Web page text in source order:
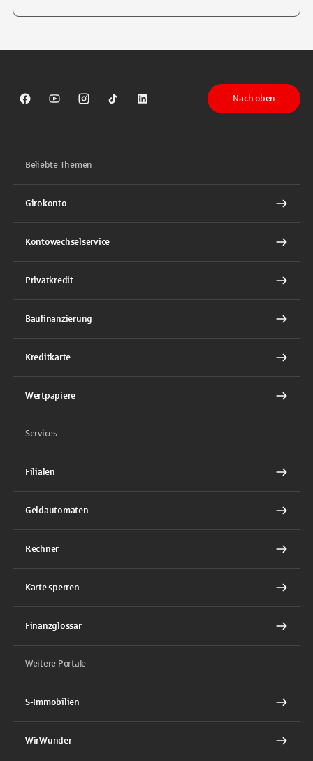
Sparkasse auf Facebook
Sparkasse auf Youtube
Sparkasse auf Instagram
Sparkasse auf TikTok
Sparkasse auf LinkedIn
Nach oben
Beliebte Themen
Girokonto
Kontowechselservice
Privatkredit
Baufinanzierung
Kreditkarte
Wertpapiere
Services
Filialen
Geldautomaten
Rechner
Karte sperren
Finanzglossar
Weitere Portale
S-Immobilien
WirWunder